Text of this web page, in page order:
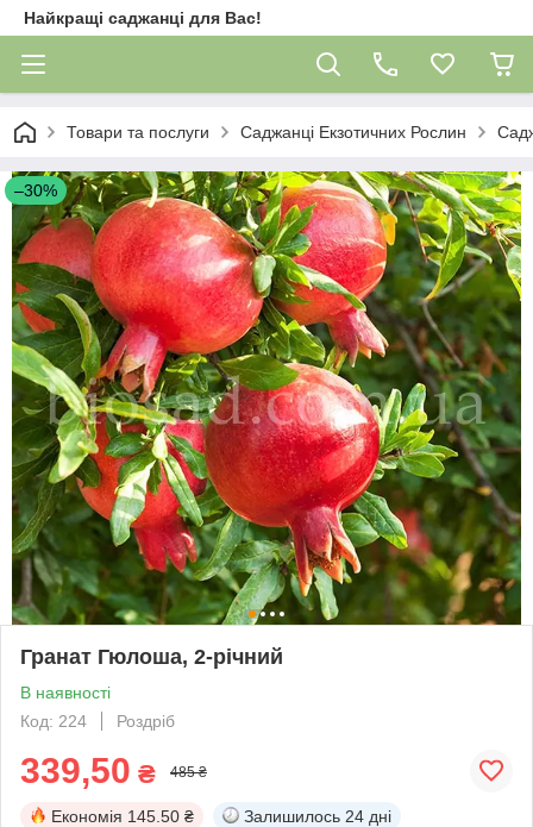
Найкращі саджанці для Вас!
Товари та послуги Саджанці Екзотичних Рослин
–30%
Гранат Гюлоша, 2-річний
В наявності
Код: 224
Роздріб
339,50 ₴ 485 ₴
Економія 145.50 ₴ Залишилось 24 дні